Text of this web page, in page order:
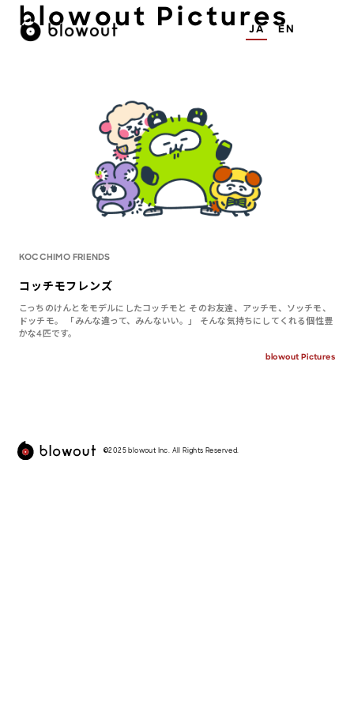
JA EN
blowout Pictures
KOCCHIMO FRIENDS
コッチモフレンズ
こっちのけんとをモデルにしたコッチモと そのお友達、アッチモ、ソッチモ、
ドッチモ。 「みんな違って、みんないい。」 そんな気持ちにしてくれる個性豊
かな4匹です。
blowout Pictures
©︎2025 blowout Inc. All Rights Reserved.